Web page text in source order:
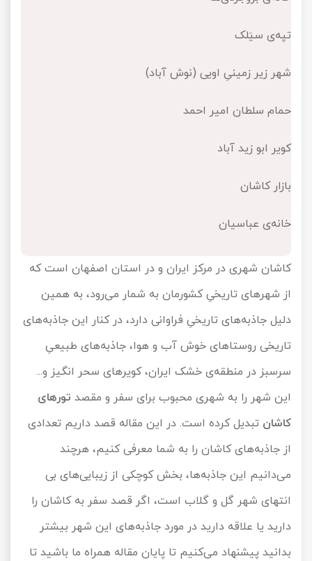
تپه‌ی سیَلک
شهر زیر زمینیِ اویی (نوش آباد)
حمام سلطان امیر احمد
کویر ابو زید آباد
بازار کاشان
خانه‌ی عباسیان
کاشان شهری در مرکز ایران و در استان اصفهان است که
از شهرهای تاریخیِ کشورمان به شمار می‌رود، به همین
دلیل جاذبه‌های تاریخیِ فراوانی دارد، در کنار این جاذبه‌های
تاریخی روستاهای خوش آب و هوا، جاذبه‌های طبیعیِ
سرسبز در منطقه‌ی خشک ایران، کویرهای سحر انگیز و...
این شهر را به شهری محبوب برای سفر و مقصد تورهای
کاشان تبدیل کرده است. در این مقاله قصد داریم تعدادی
از جاذبه‌های کاشان را به شما معرفی کنیم، هرچند
می‌دانیم این جاذبه‌ها، بخش کوچکی از زیبایی‌های بی
انتهای شهر گل و گلاب است، اگر قصد سفر به کاشان را
دارید یا علاقه دارید در مورد جاذبه‌های این شهر بیشتر
بدانید پیشنهاد می‌کنیم تا پایان مقاله همراه ما باشید تا
تور ماسوله
تور مرداب سراوان
تور گلستان
تور چابهار
تور مرداب هسل
تور کاشان
تور اصفهان
تور آفرود
اقساطی
تور کیش از بندرعباس